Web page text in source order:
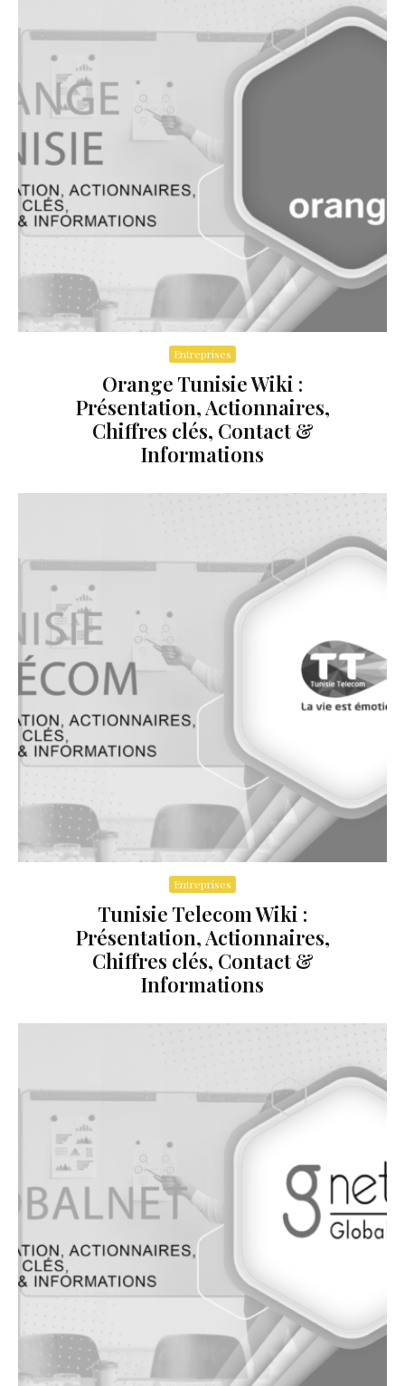
Entreprises
Orange Tunisie Wiki :
Présentation, Actionnaires,
Chiffres clés, Contact &
Informations
Entreprises
Tunisie Telecom Wiki :
Présentation, Actionnaires,
Chiffres clés, Contact &
Informations